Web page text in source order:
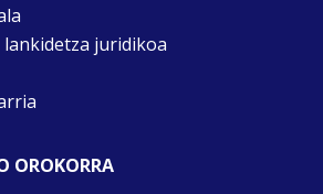
juridikoa
OROKORRA